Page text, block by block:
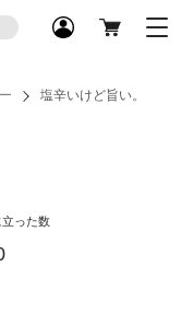
塩辛いけど旨い。
った数